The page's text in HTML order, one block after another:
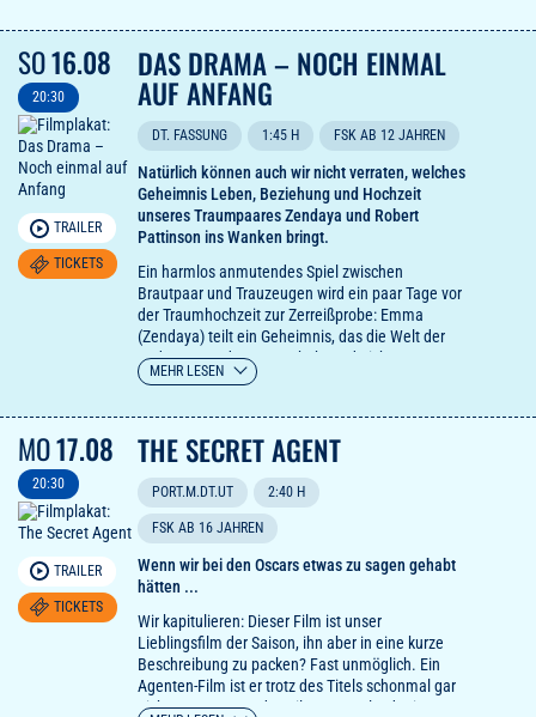
SO16.08
20:30
TRAILER
TICKETS
DAS DRAMA – NOCH EINMAL
AUF ANFANG
DT. FASSUNG 1:45 H FSK AB 12 JAHREN
Natürlich können auch wir nicht verraten, welches
Geheimnis Leben, Beziehung und Hochzeit
unseres Traumpaares Zendaya und Robert
Pattinson ins Wanken bringt.
Ein harmlos anmutendes Spiel zwischen
Brautpaar und Trauzeugen wird ein paar Tage vor
der Traumhochzeit zur Zerreißprobe: Emma
(Zendaya) teilt ein Geheimnis, das die Welt der
anderen aus den Fugen hebt und nicht nur
Charlie (Robert Pattinson) den Boden unter den
MEHR LESEN
MO17.08
20:30
TRAILER
TICKETS
THE SECRET AGENT
PORT.M.DT.UT 2:40 H
FSK AB 16 JAHREN
Wenn wir bei den Oscars etwas zu sagen gehabt
hätten ...
Wir kapitulieren: Dieser Film ist unser
Lieblingsfilm der Saison, ihn aber in eine kurze
Beschreibung zu packen? Fast unmöglich. Ein
Agenten-Film ist er trotz des Titels schonmal gar
nicht. Im Zentrum des Films Marcelo, der in